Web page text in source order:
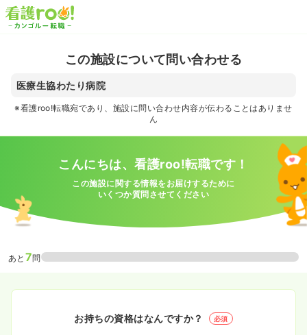
この施設について問い合わせる
医療生協わたり病院
※看護roo!転職宛であり、施設に問い合わせ内容が伝わることはありませ
ん
こんにちは、看護roo!転職です！
この施設に関する情報をお届けするために
いくつか質問させてください
あと 7問
お持ちの資格はなんですか？ 必須